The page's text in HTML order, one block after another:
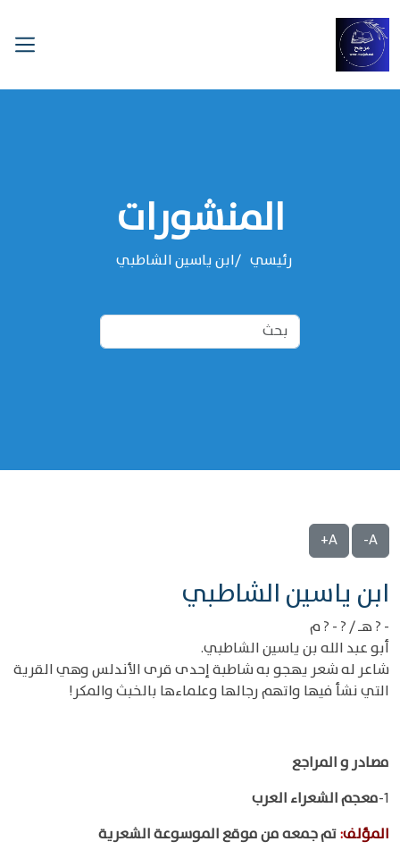
المنشورات
رئيسي ‌‌ابن ياسين الشاطبي
A-
A+
‌‌ابن ياسين الشاطبي
- ? هـ / ? - ? م
أبو عبد الله بن ياسين الشاطبي.
شاعر له شعر يهجو به شاطبة إحدى قرى الأندلس وهي القرية
التي نشأ فيها واتهم رجالها وعلماءها بالخبث والمكر!
مصادر و المراجع
1- معجم الشعراء العرب
المؤلف:تم جمعه من موقع الموسوعة الشعرية